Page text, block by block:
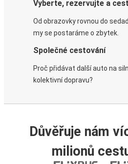
Vyberte, rezervujte a
Od obrazovky rovnou do
my se postaráme o zbytek.
Společné cestování
Proč přidávat další auto na
kolektivní dopravu?
Důvěřuje nám
milionů